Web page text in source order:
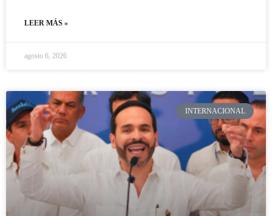
LEER MÁS »
agosto 6, 2026
INTERNACIONAL